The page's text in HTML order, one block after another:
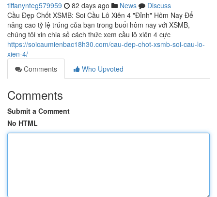
tiffanynteg579959 82 days ago News
Discuss
Cầu Đẹp Chốt XSMB: Soi Cầu Lô Xiên 4 "Đỉnh" Hôm Nay Để
nâng cao tỷ lệ trúng của bạn trong buổi hôm nay với XSMB,
chúng tôi xin chia sẻ cách thức xem cầu lô xiên 4 cực
https://soicaumienbac18h30.com/cau-dep-chot-xsmb-soi-cau-lo-
xien-4/
Comments
Who Upvoted
Comments
Submit a Comment
No HTML